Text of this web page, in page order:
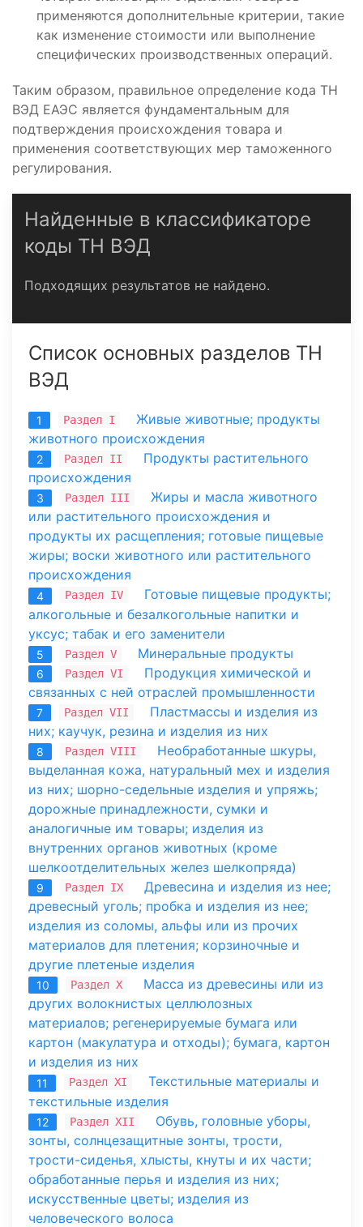
применяются дополнительные критерии, такие
как изменение стоимости или выполнение
специфических производственных операций.
Таким образом, правильное определение кода ТН
ВЭД ЕАЭС является фундаментальным для
подтверждения происхождения товара и
применения соответствующих мер таможенного
регулирования.
Найденные в классификаторе
коды ТН ВЭД
Подходящих результатов не найдено.
Список основных разделов ТН
ВЭД
1 Раздел I
Живые животные; продукты
животного происхождения
2 Раздел II
Продукты растительного
происхождения
3 Раздел III
Жиры и масла животного
или растительного происхождения и
продукты их расщепления; готовые пищевые
жиры; воски животного или растительного
происхождения
4 Раздел IV
Готовые пищевые продукты;
алкогольные и безалкогольные напитки и
уксус; табак и его заменители
5 Раздел V Минеральные продукты
6 Раздел VI
Продукция химической и
связанных с ней отраслей промышленности
7 Раздел VII
Пластмассы и изделия из
них; каучук, резина и изделия из них
8 Раздел VIII
Необработанные шкуры,
выделанная кожа, натуральный мех и изделия
из них; шорно-седельные изделия и упряжь;
дорожные принадлежности, сумки и
аналогичные им товары; изделия из
внутренних органов животных (кроме
шелкоотделительных желез шелкопряда)
9 Раздел IX
Древесина и изделия из нее;
древесный уголь; пробка и изделия из нее;
изделия из соломы, альфы или из прочих
материалов для плетения; корзиночные и
другие плетеные изделия
10 Раздел X
Масса из древесины или из
других волокнистых целлюлозных
материалов; регенерируемые бумага или
картон (макулатура и отходы); бумага, картон
и изделия из них
11 Раздел XI
Текстильные материалы и
текстильные изделия
12 Раздел XII
Обувь, головные уборы,
зонты, солнцезащитные зонты, трости,
трости-сиденья, хлысты, кнуты и их части;
обработанные перья и изделия из них;
искусственные цветы; изделия из
человеческого волоса